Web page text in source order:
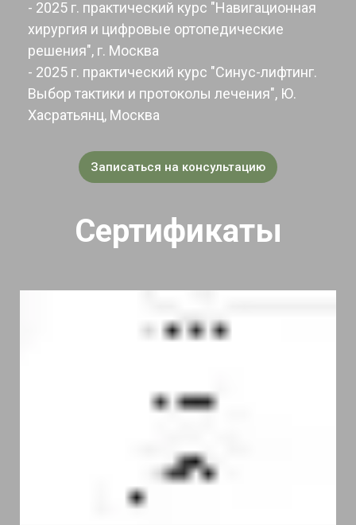
- 2025 г. практический курс "Навигационная
хирургия и цифровые ортопедические
решения", г. Москва
- 2025 г. практический курс "Синус-лифтинг.
Выбор тактики и протоколы лечения", Ю.
Хасратьянц, Москва
Записаться на консультацию
Сертификаты